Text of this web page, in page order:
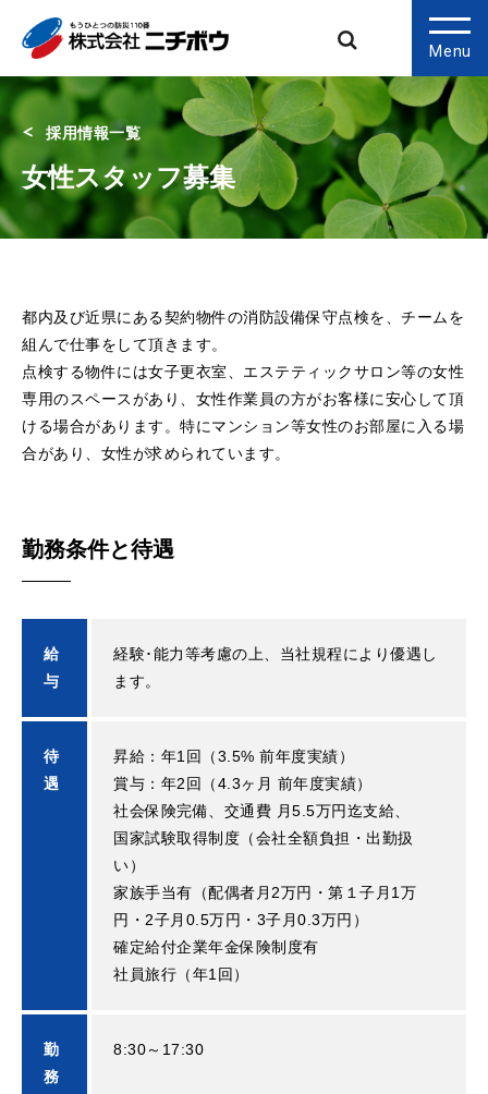
Menu
採用情報一覧
女性スタッフ募集
都内及び近県にある契約物件の消防設備保守点検を、チームを
組んで仕事をして頂きます。
点検する物件には⼥⼦更⾐室、エステティックサロン等の⼥性
専⽤のスペースがあり、⼥性作業員の⽅がお客様に安⼼して頂
ける場合があります。特にマンション等⼥性のお部屋に⼊る場
合があり、⼥性が求められています。
勤務条件と待遇
給
与
経験･能力等考慮の上、当社規程により優遇し
ます。
待
遇
昇給：年1回（3.5% 前年度実績）
賞与：年2回（4.3ヶ月 前年度実績）
社会保険完備、交通費 月5.5万円迄支給、
国家試験取得制度（会社全額負担・出勤扱
い）
家族手当有（配偶者月2万円・第１子月1万
円・2子月0.5万円・3子月0.3万円）
確定給付企業年金保険制度有
社員旅行（年1回）
勤
務
8:30～17:30